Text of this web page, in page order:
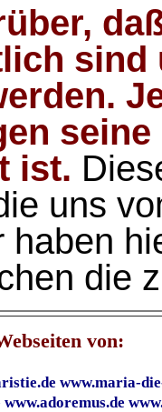
sind
ist.
uns
haben
die
von:
www.maria-
www.adoremus.de